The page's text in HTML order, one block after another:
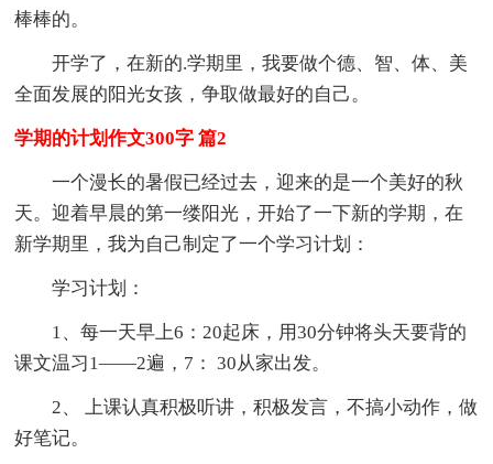
棒棒的。
开学了，在新的.学期里，我要做个德、智、体、美
全面发展的阳光女孩，争取做最好的自己。
学期的计划作文300字 篇2
一个漫长的暑假已经过去，迎来的是一个美好的秋
天。迎着早晨的第一缕阳光，开始了一下新的学期，在
新学期里，我为自己制定了一个学习计划：
学习计划：
1、每一天早上6：20起床，用30分钟将头天要背的
课文温习1——2遍，7： 30从家出发。
2、 上课认真积极听讲，积极发言，不搞小动作，做
好笔记。